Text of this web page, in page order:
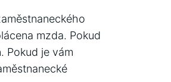
mzda. Pokud
Pokud je vám